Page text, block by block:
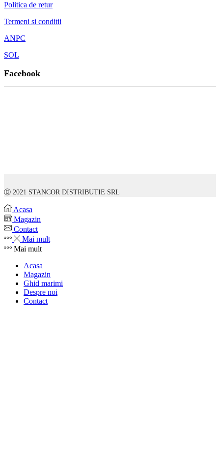
Politica de retur
Termeni si conditii
ANPC
SOL
Facebook
Ⓒ 2021 STANCOR DISTRIBUTIE SRL
Acasa
Magazin
Contact
Mai mult
Mai mult
Acasa
Magazin
Ghid marimi
Despre noi
Contact